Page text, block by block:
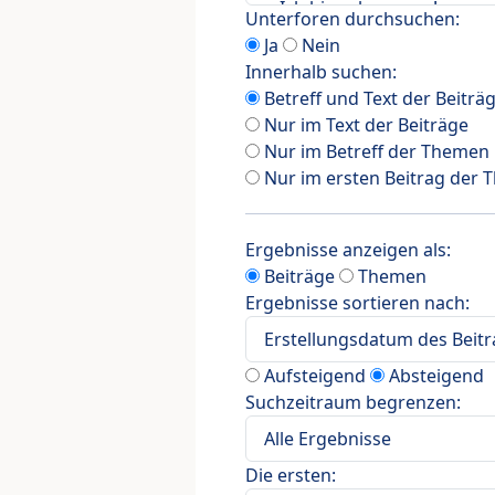
Unterforen durchsuchen:
Ja
Nein
Innerhalb suchen:
Betreff und Text der
Nur im Text der Beiträge
Nur im Betreff der Themen
Nur im ersten Beitrag der
Ergebnisse anzeigen als:
Beiträge
Themen
Ergebnisse sortieren nach:
Aufsteigend
Absteigend
Suchzeitraum begrenzen:
Die ersten: